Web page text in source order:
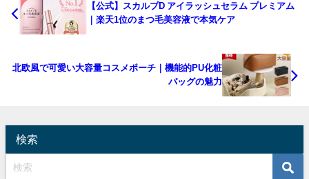
【公式】スカルプD アイラッシュセラム プレミアム
｜楽天1位のまつ毛美容液で本気ケア
北欧風で可愛い大容量コスメポーチ｜機能的PU化粧
バッグの魅力
検索